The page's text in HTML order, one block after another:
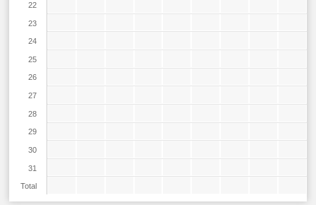
22
23
24
25
26
27
28
29
30
31
Total